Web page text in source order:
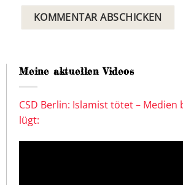
Meine aktuellen Videos
CSD Berlin: Islamist tötet – Medien
lügt: